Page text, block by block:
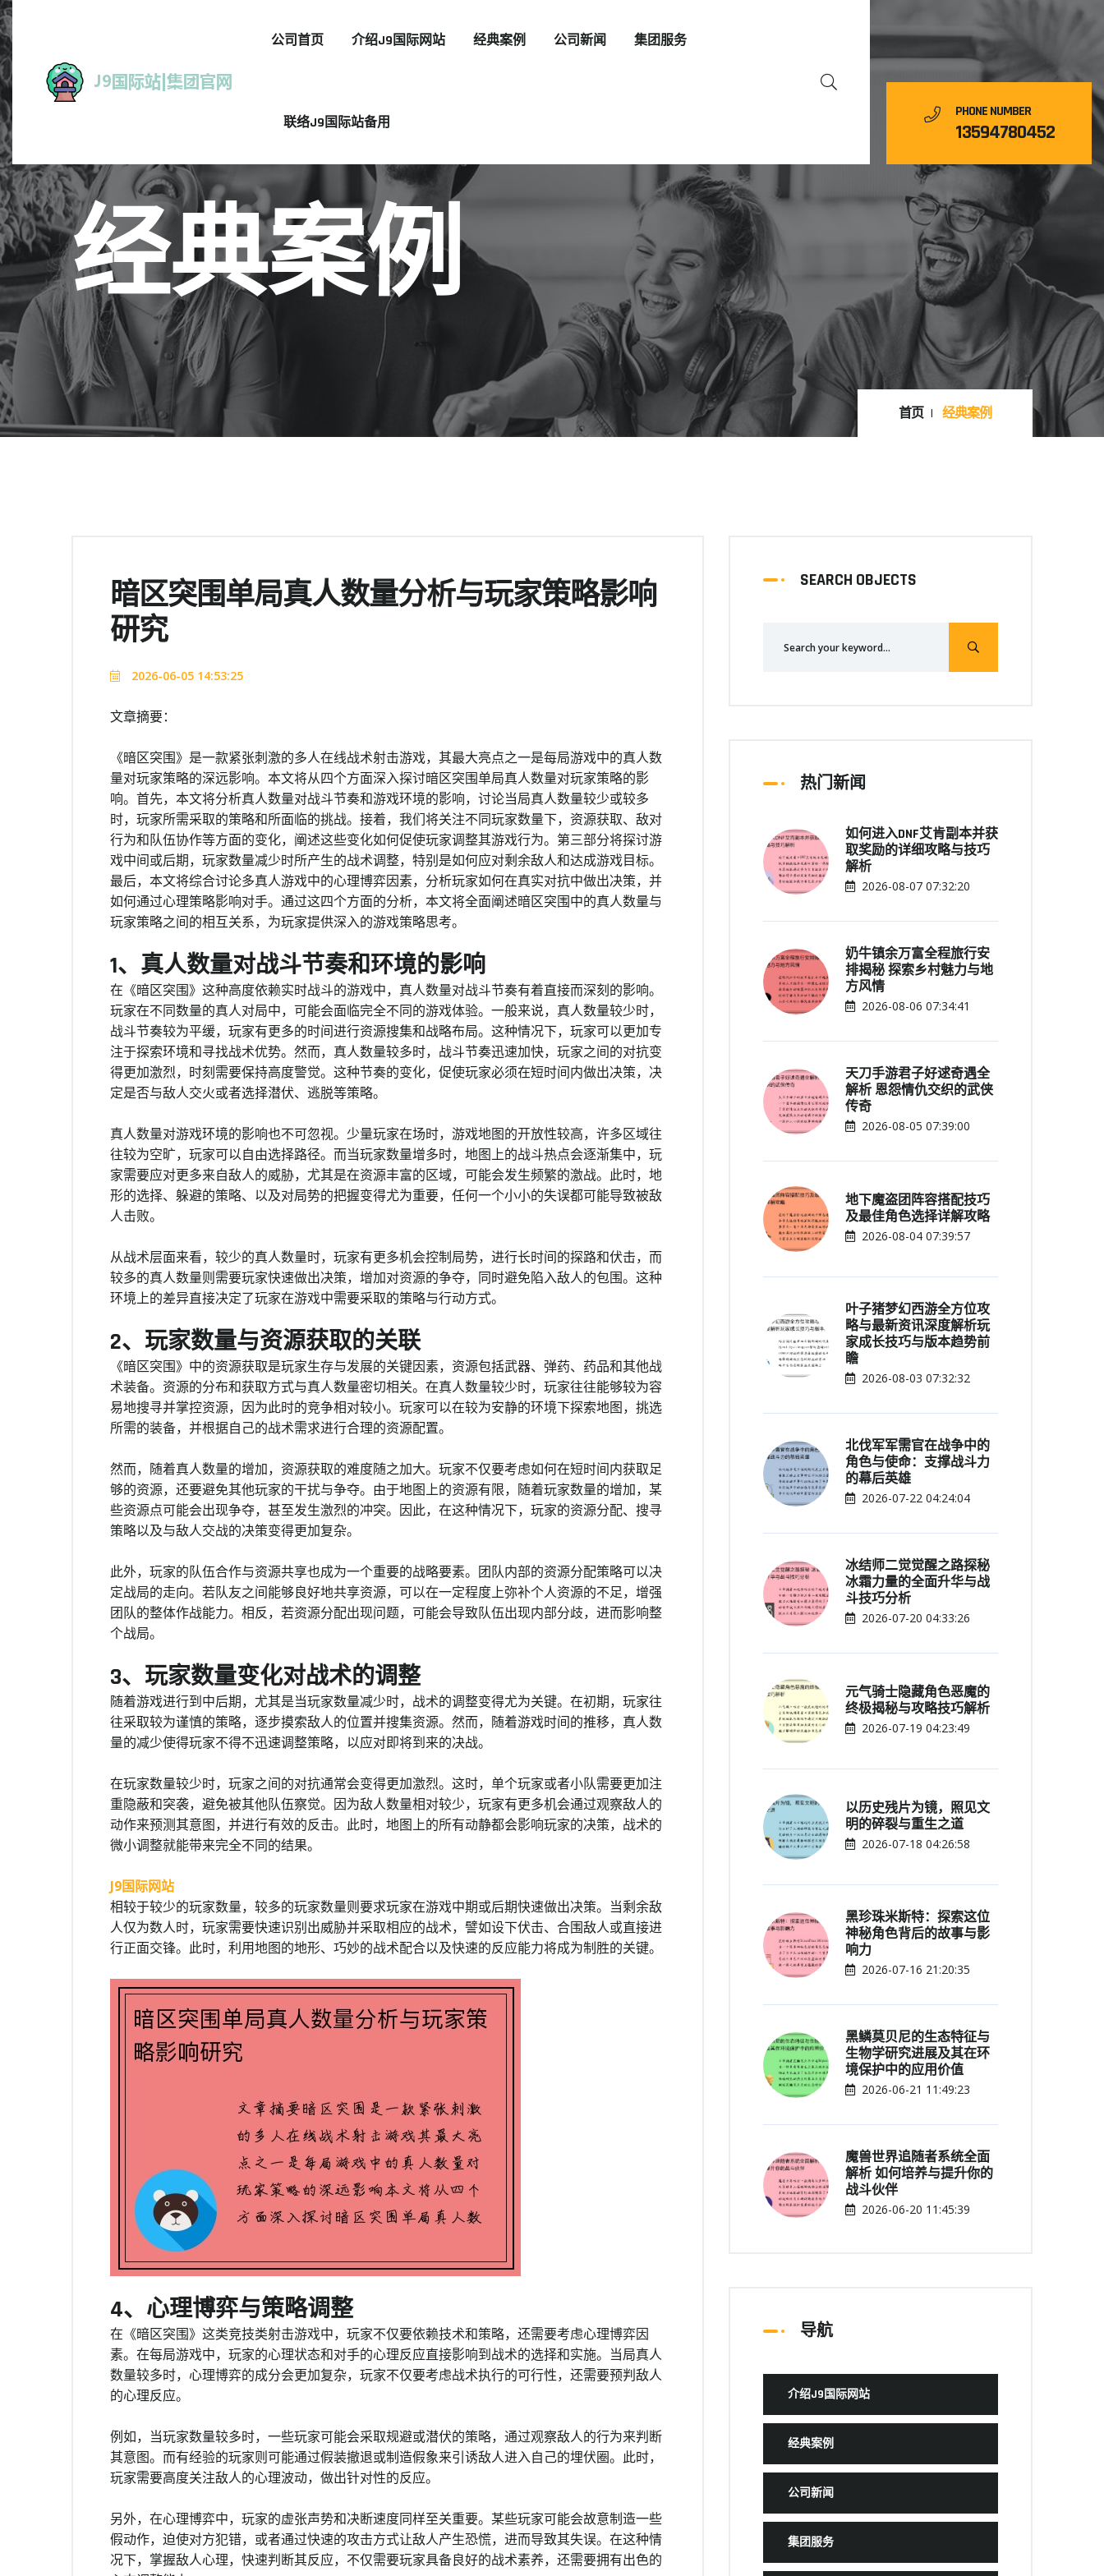
公司首页 介绍J9国际网站 经典案例 公司新闻 集团服务
联络J9国际站备用
PHONE NUMBER
13594780452
经典案例
首页 经典案例
暗区突围单局真人数量分析与玩家策略影响
研究
2026-06-05 14:53:25
文章摘要：
《暗区突围》是一款紧张刺激的多人在线战术射击游戏，其最大亮点之一是每局游戏中的真人数
量对玩家策略的深远影响。本文将从四个方面深入探讨暗区突围单局真人数量对玩家策略的影
响。首先，本文将分析真人数量对战斗节奏和游戏环境的影响，讨论当局真人数量较少或较多
时，玩家所需采取的策略和所面临的挑战。接着，我们将关注不同玩家数量下，资源获取、敌对
行为和队伍协作等方面的变化，阐述这些变化如何促使玩家调整其游戏行为。第三部分将探讨游
戏中间或后期，玩家数量减少时所产生的战术调整，特别是如何应对剩余敌人和达成游戏目标。
最后，本文将综合讨论多真人游戏中的心理博弈因素，分析玩家如何在真实对抗中做出决策，并
如何通过心理策略影响对手。通过这四个方面的分析，本文将全面阐述暗区突围中的真人数量与
玩家策略之间的相互关系，为玩家提供深入的游戏策略思考。
1、真人数量对战斗节奏和环境的影响
在《暗区突围》这种高度依赖实时战斗的游戏中，真人数量对战斗节奏有着直接而深刻的影响。
玩家在不同数量的真人对局中，可能会面临完全不同的游戏体验。一般来说，真人数量较少时，
战斗节奏较为平缓，玩家有更多的时间进行资源搜集和战略布局。这种情况下，玩家可以更加专
注于探索环境和寻找战术优势。然而，真人数量较多时，战斗节奏迅速加快，玩家之间的对抗变
得更加激烈，时刻需要保持高度警觉。这种节奏的变化，促使玩家必须在短时间内做出决策，决
定是否与敌人交火或者选择潜伏、逃脱等策略。
真人数量对游戏环境的影响也不可忽视。少量玩家在场时，游戏地图的开放性较高，许多区域往
往较为空旷，玩家可以自由选择路径。而当玩家数量增多时，地图上的战斗热点会逐渐集中，玩
家需要应对更多来自敌人的威胁，尤其是在资源丰富的区域，可能会发生频繁的激战。此时，地
形的选择、躲避的策略、以及对局势的把握变得尤为重要，任何一个小小的失误都可能导致被敌
人击败。
从战术层面来看，较少的真人数量时，玩家有更多机会控制局势，进行长时间的探路和伏击，而
较多的真人数量则需要玩家快速做出决策，增加对资源的争夺，同时避免陷入敌人的包围。这种
环境上的差异直接决定了玩家在游戏中需要采取的策略与行动方式。
2、玩家数量与资源获取的关联
《暗区突围》中的资源获取是玩家生存与发展的关键因素，资源包括武器、弹药、药品和其他战
术装备。资源的分布和获取方式与真人数量密切相关。在真人数量较少时，玩家往往能够较为容
易地搜寻并掌控资源，因为此时的竞争相对较小。玩家可以在较为安静的环境下探索地图，挑选
所需的装备，并根据自己的战术需求进行合理的资源配置。
然而，随着真人数量的增加，资源获取的难度随之加大。玩家不仅要考虑如何在短时间内获取足
够的资源，还要避免其他玩家的干扰与争夺。由于地图上的资源有限，随着玩家数量的增加，某
些资源点可能会出现争夺，甚至发生激烈的冲突。因此，在这种情况下，玩家的资源分配、搜寻
策略以及与敌人交战的决策变得更加复杂。
此外，玩家的队伍合作与资源共享也成为一个重要的战略要素。团队内部的资源分配策略可以决
定战局的走向。若队友之间能够良好地共享资源，可以在一定程度上弥补个人资源的不足，增强
团队的整体作战能力。相反，若资源分配出现问题，可能会导致队伍出现内部分歧，进而影响整
个战局。
3、玩家数量变化对战术的调整
随着游戏进行到中后期，尤其是当玩家数量减少时，战术的调整变得尤为关键。在初期，玩家往
往采取较为谨慎的策略，逐步摸索敌人的位置并搜集资源。然而，随着游戏时间的推移，真人数
量的减少使得玩家不得不迅速调整策略，以应对即将到来的决战。
在玩家数量较少时，玩家之间的对抗通常会变得更加激烈。这时，单个玩家或者小队需要更加注
重隐蔽和突袭，避免被其他队伍察觉。因为敌人数量相对较少，玩家有更多机会通过观察敌人的
动作来预测其意图，并进行有效的反击。此时，地图上的所有动静都会影响玩家的决策，战术的
微小调整就能带来完全不同的结果。
J9国际网站
相较于较少的玩家数量，较多的玩家数量则要求玩家在游戏中期或后期快速做出决策。当剩余敌
人仅为数人时，玩家需要快速识别出威胁并采取相应的战术，譬如设下伏击、合围敌人或直接进
行正面交锋。此时，利用地图的地形、巧妙的战术配合以及快速的反应能力将成为制胜的关键。
4、心理博弈与策略调整
在《暗区突围》这类竞技类射击游戏中，玩家不仅要依赖技术和策略，还需要考虑心理博弈因
素。在每局游戏中，玩家的心理状态和对手的心理反应直接影响到战术的选择和实施。当局真人
数量较多时，心理博弈的成分会更加复杂，玩家不仅要考虑战术执行的可行性，还需要预判敌人
的心理反应。
例如，当玩家数量较多时，一些玩家可能会采取规避或潜伏的策略，通过观察敌人的行为来判断
其意图。而有经验的玩家则可能通过假装撤退或制造假象来引诱敌人进入自己的埋伏圈。此时，
玩家需要高度关注敌人的心理波动，做出针对性的反应。
另外，在心理博弈中，玩家的虚张声势和决断速度同样至关重要。某些玩家可能会故意制造一些
假动作，迫使对方犯错，或者通过快速的攻击方式让敌人产生恐慌，进而导致其失误。在这种情
况下，掌握敌人心理，快速判断其反应，不仅需要玩家具备良好的战术素养，还需要拥有出色的
SEARCH OBJECTS
热门新闻
如何进入DNF艾肯副本并获
取奖励的详细攻略与技巧
解析
2026-08-07 07:32:20
奶牛镇余万富全程旅行安
排揭秘 探索乡村魅力与地
方风情
2026-08-06 07:34:41
天刀手游君子好逑奇遇全
解析 恩怨情仇交织的武侠
传奇
2026-08-05 07:39:00
地下魔盗团阵容搭配技巧
及最佳角色选择详解攻略
2026-08-04 07:39:57
叶子猪梦幻西游全方位攻
略与最新资讯深度解析玩
家成长技巧与版本趋势前
瞻
2026-08-03 07:32:32
北伐军军需官在战争中的
角色与使命：支撑战斗力
的幕后英雄
2026-07-22 04:24:04
冰结师二觉觉醒之路探秘
冰霜力量的全面升华与战
斗技巧分析
2026-07-20 04:33:26
元气骑士隐藏角色恶魔的
终极揭秘与攻略技巧解析
2026-07-19 04:23:49
以历史残片为镜，照见文
明的碎裂与重生之道
2026-07-18 04:26:58
黑珍珠米斯特：探索这位
神秘角色背后的故事与影
响力
2026-07-16 21:20:35
黑鳞莫贝尼的生态特征与
生物学研究进展及其在环
境保护中的应用价值
2026-06-21 11:49:23
魔兽世界追随者系统全面
解析 如何培养与提升你的
战斗伙伴
2026-06-20 11:45:39
导航
介绍J9国际网站
经典案例
公司新闻
集团服务